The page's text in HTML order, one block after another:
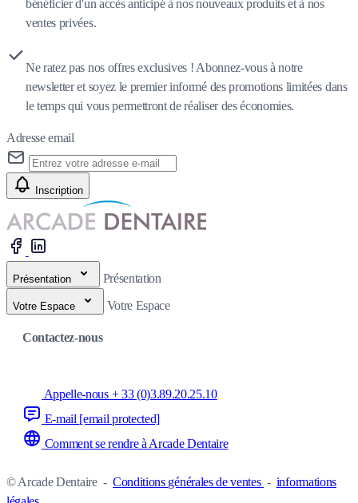
bénéficier d'un accès anticipé à nos nouveaux produits et à nos
ventes privées.
Ne ratez pas nos offres exclusives ! Abonnez-vous à notre
newsletter et soyez le premier informé des promotions limitées dans
le temps qui vous permettront de réaliser des économies.
Adresse email
Inscription
Présentation Présentation
Votre Espace Votre Espace
Contactez-nous
Appelle-nous + 33 (0)3.89.20.25.10
E-mail [email protected]
Comment se rendre à Arcade Dentaire
© Arcade Dentaire - Conditions générales de ventes - informations